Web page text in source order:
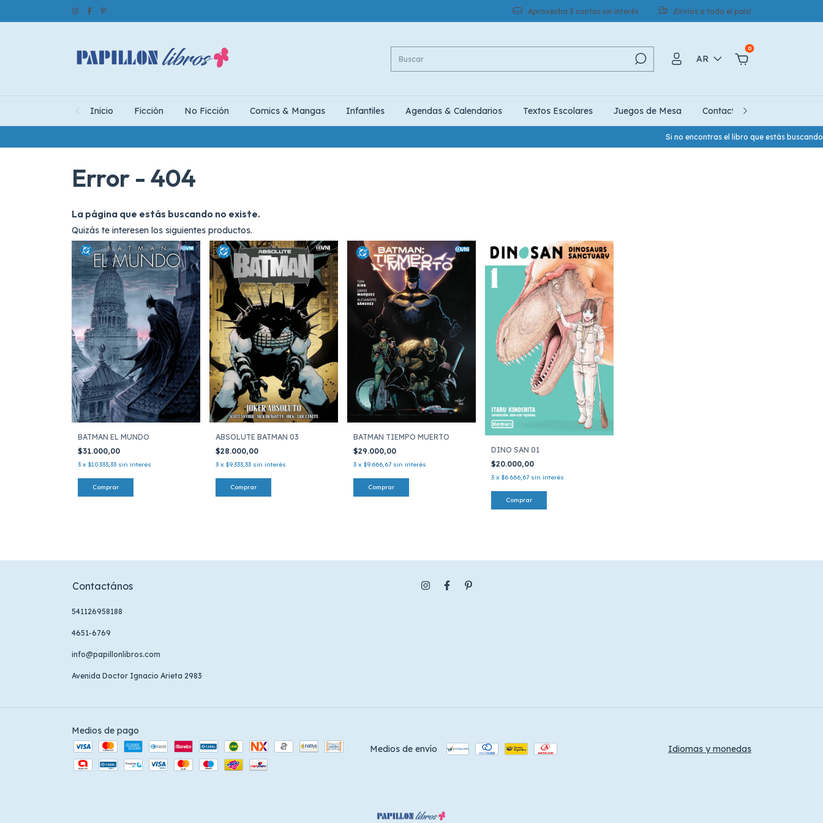
Aprovecha 3 cuotas sin interés ¡Envíos a todo el país!
AR
0
Inicio Ficción No Ficción Comics & Mangas Infantiles Agendas & Calendarios Textos Escolares Juegos de Mesa Contacto
Si no encontras el libro que estás buscando,
Error - 404
La página que estás buscando no existe.
Quizás te interesen los siguientes productos.
BATMAN EL MUNDO
$31.000,00
3 x $10.333,33 sin interés
ABSOLUTE BATMAN 03
$28.000,00
3 x $9.333,33 sin interés
BATMAN TIEMPO MUERTO
$29.000,00
3 x $9.666,67 sin interés
DINO SAN 01
$20.000,00
3 x $6.666,67 sin interés
Contactános
541126958188
4651-6769
info@papillonlibros.com
Avenida Doctor Ignacio Arieta 2983
Medios de pago
Medios de envío
Idiomas y monedas